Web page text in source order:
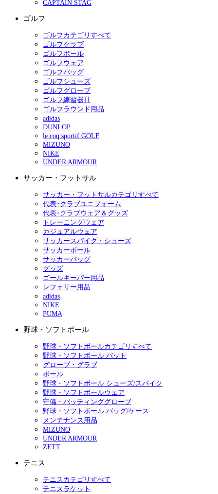
CAPTAIN STAG
ゴルフ
ゴルフカテゴリすべて
ゴルフクラブ
ゴルフボール
ゴルフウェア
ゴルフバッグ
ゴルフシューズ
ゴルフグローブ
ゴルフ練習器具
ゴルフラウンド用品
adidas
DUNLOP
le coq sportif GOLF
MIZUNO
NIKE
UNDER ARMOUR
サッカー・フットサル
サッカー・フットサルカテゴリすべて
代表･クラブユニフォーム
代表･クラブウェア＆グッズ
トレーニングウェア
カジュアルウェア
サッカースパイク・シューズ
サッカーボール
サッカーバッグ
グッズ
ゴールキーパー用品
レフェリー用品
adidas
NIKE
PUMA
野球・ソフトボール
野球・ソフトボールカテゴリすべて
野球・ソフトボール バット
グローブ・グラブ
ボール
野球・ソフトボール シューズ/スパイク
野球・ソフトボールウェア
守備・バッティンググローブ
野球・ソフトボール バッグ/ケース
メンテナンス用品
MIZUNO
UNDER ARMOUR
ZETT
テニス
テニスカテゴリすべて
テニスラケット